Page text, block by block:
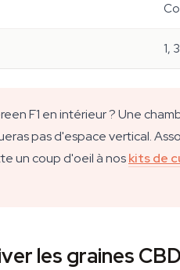
1,
F1 en intérieur ? Une
pas d'espace vertical.
un coup d'oeil à noskits de
les graines